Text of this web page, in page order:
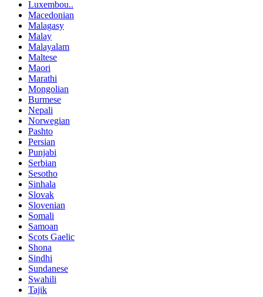
Luxembou..
Macedonian
Malagasy
Malay
Malayalam
Maltese
Maori
Marathi
Mongolian
Burmese
Nepali
Norwegian
Pashto
Persian
Punjabi
Serbian
Sesotho
Sinhala
Slovak
Slovenian
Somali
Samoan
Scots Gaelic
Shona
Sindhi
Sundanese
Swahili
Tajik